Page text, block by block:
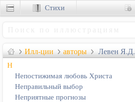
Илл-ции авторы Левен Я.Д.
Н
Непостижимая любовь Христа
Неправильный выбор
Неприятные прогнозы
Стихи